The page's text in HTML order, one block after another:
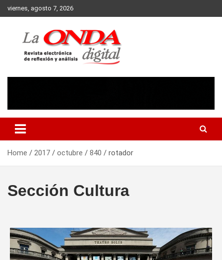
Skip
to
viernes, agosto 7, 2026
Home 2017 octubre 840 rotador